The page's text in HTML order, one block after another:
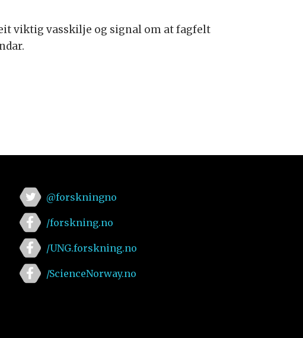
viktig vasskilje og signal om at fagfelt
@forskningno
/forskning.no
/UNG.forskning.no
/ScienceNorway.no